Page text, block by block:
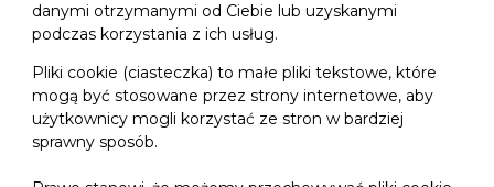
danymi otrzymanymi od Ciebie lub uzyskanymi
podczas korzystania z ich usług.
Pliki cookie (ciasteczka) to małe pliki tekstowe, które
mogą być stosowane przez strony internetowe, aby
użytkownicy mogli korzystać ze stron w bardziej
sprawny sposób.